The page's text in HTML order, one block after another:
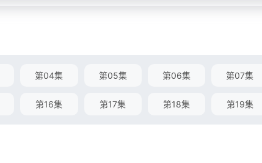
第04集 第05集 第06集 第07集
第16集 第17集 第18集 第19集